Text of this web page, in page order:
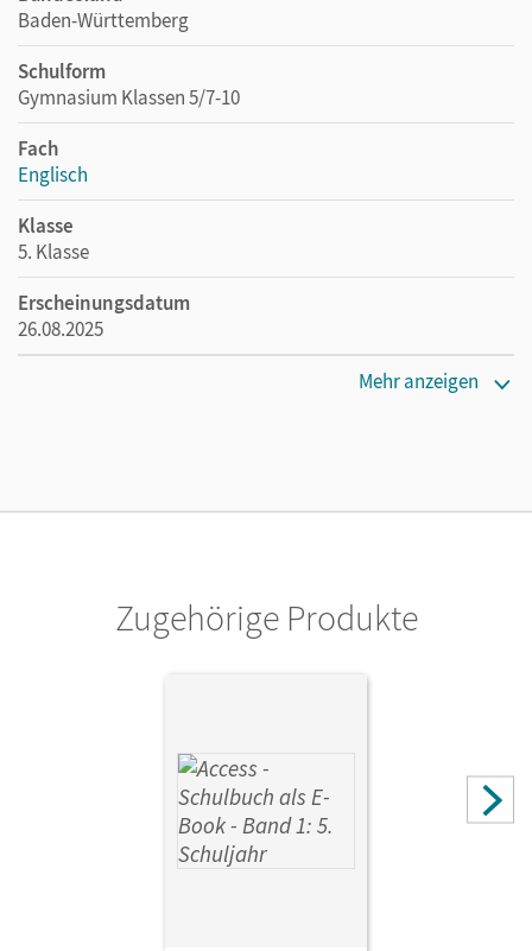
Baden-Württemberg
Schulform
Gymnasium Klassen 5/7-10
Fach
Englisch
Klasse
5. Klasse
Erscheinungsdatum
26.08.2025
Mehr anzeigen
Zugehörige Produkte